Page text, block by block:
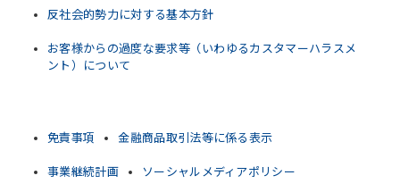
反社会的勢力に対する基本方針
お客様からの過度な要求等（いわゆるカスタマーハラスメ
ント）について
免責事項 金融商品取引法等に係る表示
事業継続計画 ソーシャルメディアポリシー